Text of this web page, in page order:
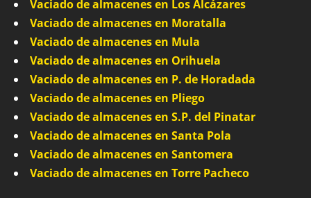
Vaciado de almacenes en Los Alcázares
Vaciado de almacenes en Moratalla
Vaciado de almacenes en Mula
Vaciado de almacenes en Orihuela
Vaciado de almacenes en P. de Horadada
Vaciado de almacenes en Pliego
Vaciado de almacenes en S.P. del Pinatar
Vaciado de almacenes en Santa Pola
Vaciado de almacenes en Santomera
Vaciado de almacenes en Torre Pacheco